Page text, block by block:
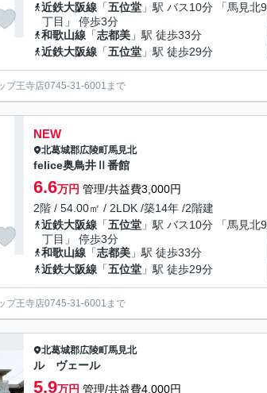
近鉄大阪線 「五位堂 」駅 バス10分 「馬見北9
丁目」 停歩3分
和歌山線 「志都美 」駅 徒歩33分
近鉄大阪線 「五位堂 」駅 徒歩29分
プ王寺店0745-31-6001まで
NEW
北葛城郡広陵町馬見北
felice奥鳥井Ⅱ番館
6.6万円 管理/共益費3,000円
2階 / 54.00㎡ / 2LDK /築14年 /2階建
近鉄大阪線 「五位堂 」駅 バス10分 「馬見北9
丁目」 停歩3分
和歌山線 「志都美 」駅 徒歩33分
近鉄大阪線 「五位堂 」駅 徒歩29分
プ王寺店0745-31-6001まで
北葛城郡広陵町馬見北
ル ヴェール
5.9万円 管理/共益費4,000円